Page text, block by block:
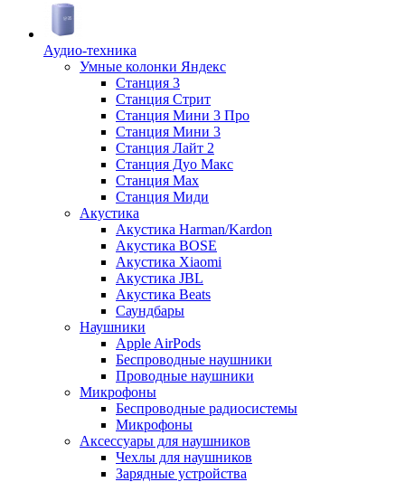
Аудио-техника
Умные колонки Яндекс
Станция 3
Станция Стрит
Станция Мини 3 Про
Станция Мини 3
Станция Лайт 2
Станция Дуо Макс
Станция Max
Станция Миди
Акустика
Акустика Harman/Kardon
Акустика BOSE
Акустика Xiaomi
Акустика JBL
Акустика Beats
Саундбары
Наушники
Apple AirPods
Беспроводные наушники
Проводные наушники
Микрофоны
Беспроводные радиосистемы
Микрофоны
Аксессуары для наушников
Чехлы для наушников
Зарядные устройства